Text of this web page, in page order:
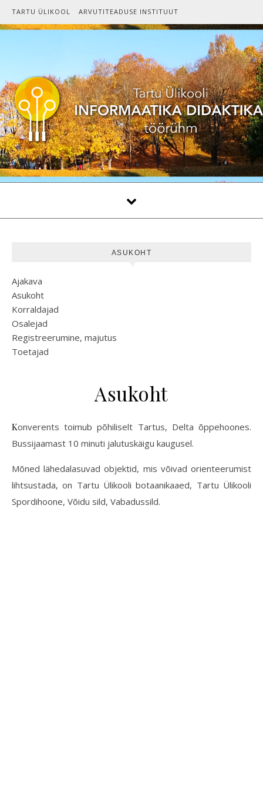
Skip to content
TARTU ÜLIKOOL ARVUTITEADUSE INSTITUUT
ASUKOHT
Ajakava
Asukoht
Korraldajad
Osalejad
Registreerumine, majutus
Toetajad
Asukoht
Konverents toimub põhiliselt Tartus, Delta õppehoones.
Bussijaamast 10 minuti jalutuskäigu kaugusel.
Mõned lähedalasuvad objektid, mis võivad orienteerumist
lihtsustada, on Tartu Ülikooli botaanikaaed, Tartu Ülikooli
Spordihoone, Võidu sild, Vabadussild.